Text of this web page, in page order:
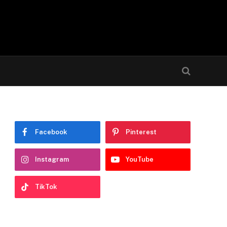
Facebook Pinterest
Instagram YouTube
TikTok